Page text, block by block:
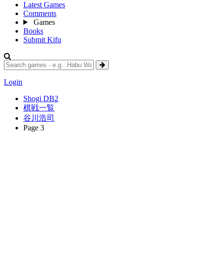
Latest Games
Comments
Games
Books
Submit Kifu
Login
Shogi DB2
棋戦一覧
谷川浩司
Page 3